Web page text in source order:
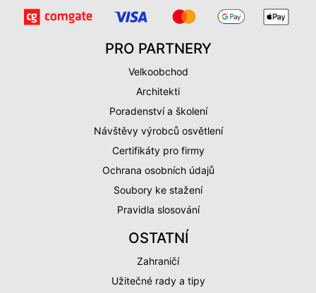
PRO PARTNERY
Velkoobchod
Architekti
Poradenství a školení
Návštěvy výrobců osvětlení
Certifikáty pro firmy
Ochrana osobních údajů
Soubory ke stažení
Pravidla slosování
OSTATNÍ
Zahraničí
Užitečné rady a tipy